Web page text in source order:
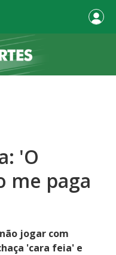
'O
me paga
jogar com
'cara feia' e